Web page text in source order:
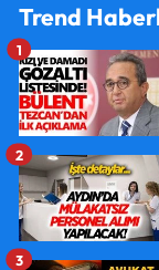
Trend
1
2
3